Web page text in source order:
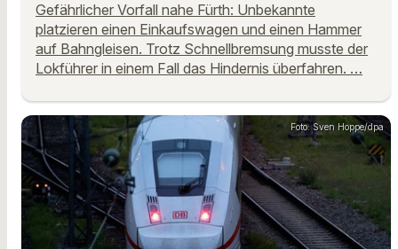
Gefährlicher Vorfall nahe Fürth: Unbekannte
platzieren einen Einkaufswagen und einen Hammer
auf Bahngleisen. Trotz Schnellbremsung musste der
Lokführer in einem Fall das Hindernis überfahren. …
Foto: Sven Hoppe/dpa